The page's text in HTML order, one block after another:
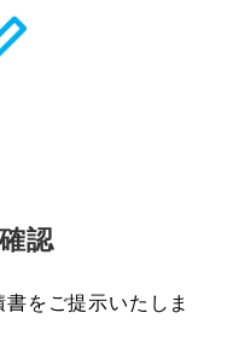
認
をご提示いたしま